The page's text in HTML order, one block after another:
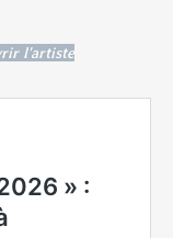
l'artiste